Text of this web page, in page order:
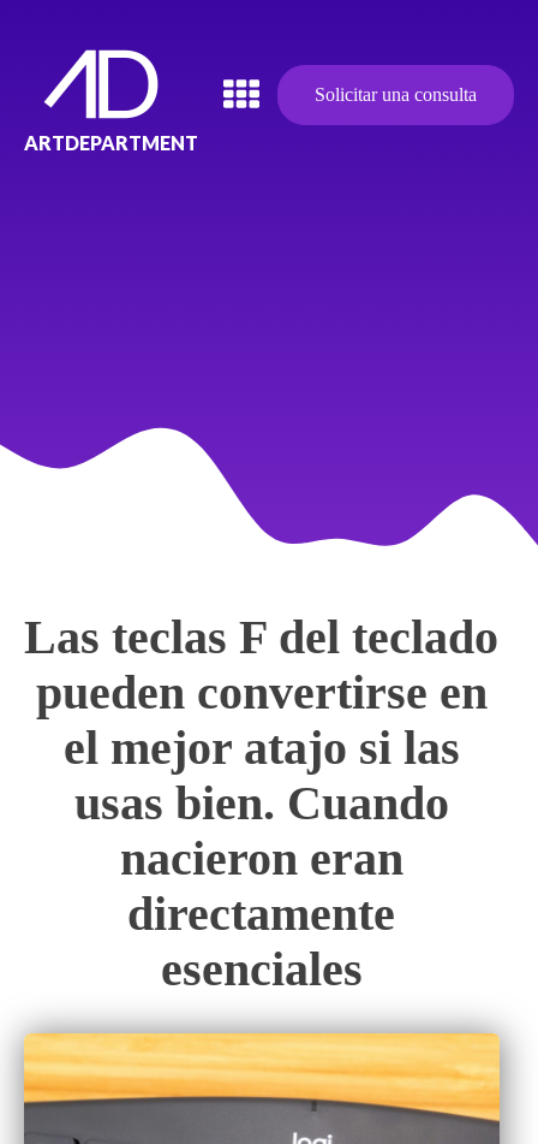
ARTDEPARTMENT
Solicitar una consulta
Las teclas F del teclado
pueden convertirse en
el mejor atajo si las
usas bien. Cuando
nacieron eran
directamente
esenciales